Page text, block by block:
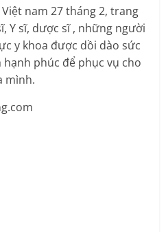
nam 27 tháng 2, trang
Y sĩ, dược sĩ , những người
y khoa được dồi dào sức
phúc để phục vụ cho
mình.